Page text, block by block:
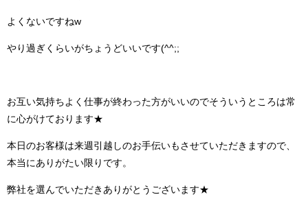
よくないですねw
やり過ぎくらいがちょうどいいです(^^;;
お互い気持ちよく仕事が終わった方がいいのでそういうところは常
に心がけております★
本日のお客様は来週引越しのお手伝いもさせていただきますので、
本当にありがたい限りです。
弊社を選んでいただきありがとうございます★